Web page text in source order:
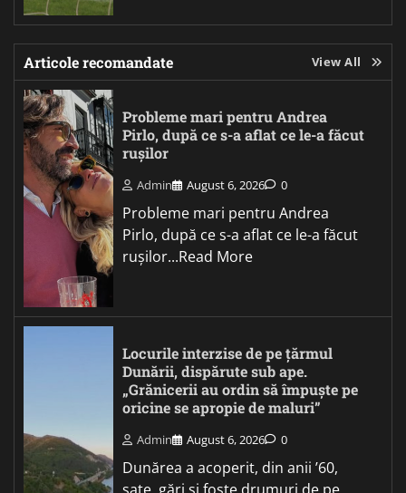
Articole recomandate View All
Probleme mari pentru Andrea
Pirlo, după ce s-a aflat ce le-a făcut
rușilor
Admin August 6, 2026 0
Probleme mari pentru Andrea
Pirlo, după ce s-a aflat ce le-a făcut
rușilor...Read More
Locurile interzise de pe țărmul
Dunării, dispărute sub ape.
„Grănicerii au ordin să împuște pe
oricine se apropie de maluri”
Admin August 6, 2026 0
Dunărea a acoperit, din anii ’60,